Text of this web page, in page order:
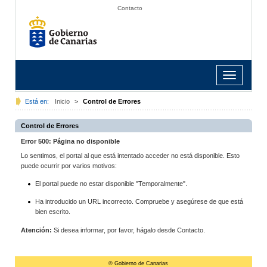
Contacto
Toggle
navigation
Está en: Inicio > Control de Errores
Control de Errores
Error 500: Página no disponible
Lo sentimos, el portal al que está intentado acceder no está disponible. Esto
puede ocurrir por varios motivos:
El portal puede no estar disponible "Temporalmente".
Ha introducido un URL incorrecto. Compruebe y asegúrese de que está
bien escrito.
Atención: Si desea informar, por favor, hágalo desde Contacto.
© Gobierno de Canarias